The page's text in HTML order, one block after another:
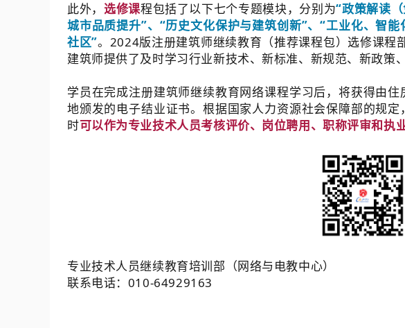
此外， 选修课程包括了以下七个专题模块，分别为“政策解读
城市品质提升”、“历史文化保护与建筑创新”、“工业化、智
社区”。2024版注册建筑师继续教育（推荐课程包）选修课
建筑师提供了及时学习行业新技术、新标准、新规范、新政策
学员在完成注册建筑师继续教育网络课程学习后，将获得由
地颁发的电子结业证书。根据国家人力资源社会保障部的规定
时可以作为专业技术人员考核评价、岗位聘用、职称评审和执
专业技术人员继续教育培训部（网络与电教中心）
联系电话： 010-64929163